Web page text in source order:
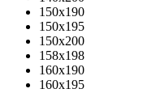
150x190
150x195
150x200
158x198
160x190
160x195